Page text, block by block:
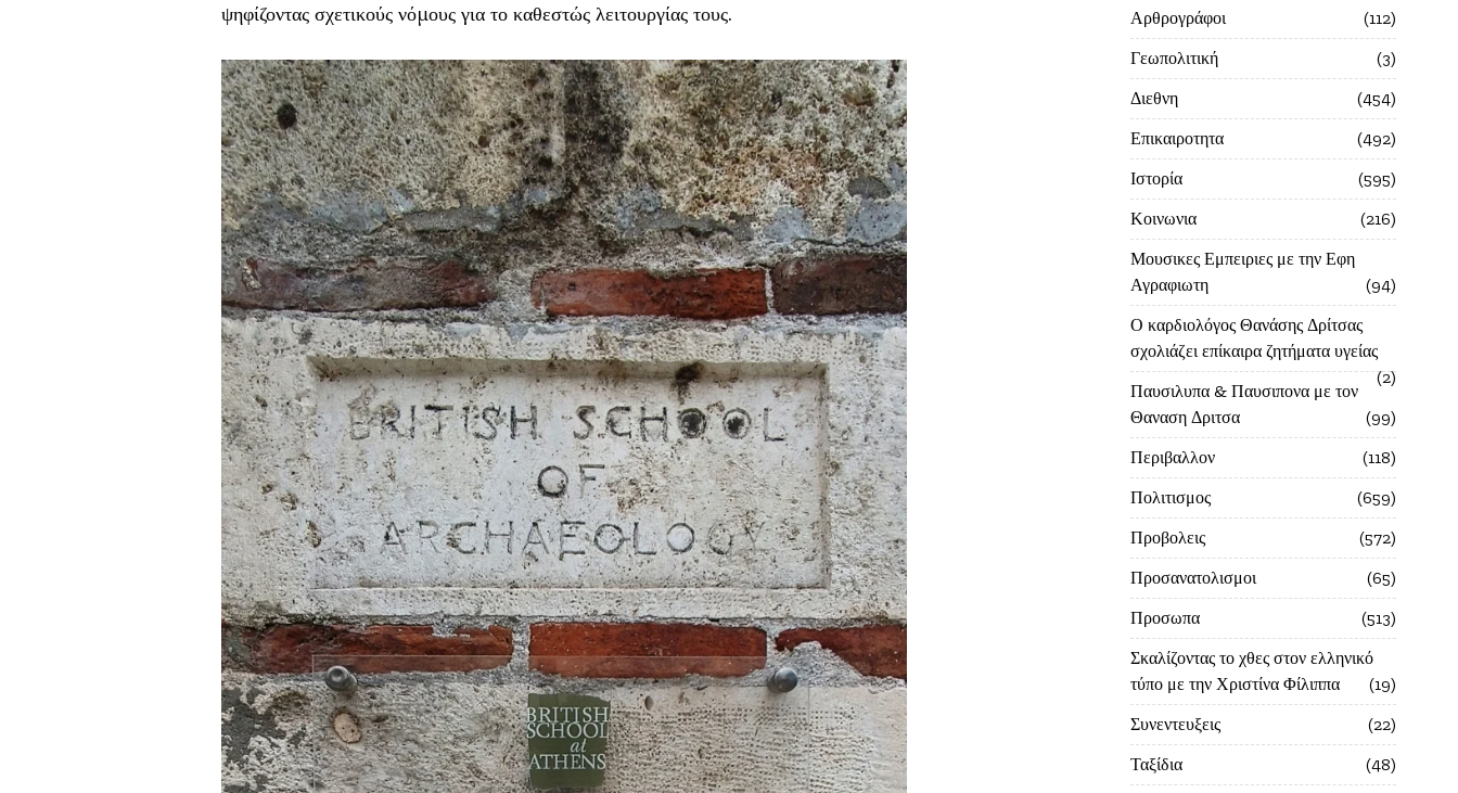
ψηφίζοντας σχετικούς νόμους για το καθεστώς λειτουργίας τους.
Αρθρογράφοι
112
Γεωπολιτική
3
Διεθνη
454
Επικαιροτητα
492
Ιστορία
595
Κοινωνια
216
Μουσικες Εμπειριες με την Εφη
Αγραφιωτη
94
Ο καρδιολόγος Θανάσης Δρίτσας
σχολιάζει επίκαιρα ζητήματα υγείας
2
Παυσιλυπα & Παυσιπονα με τον
Θαναση Δριτσα
99
Περιβαλλον
118
Πολιτισμος
659
Προβολεις
572
Προσανατολισμοι
65
Προσωπα
513
Σκαλίζοντας το χθες στον ελληνικό
τύπο με την Χριστίνα Φίλιππα
19
Συνεντευξεις
22
Ταξίδια
48